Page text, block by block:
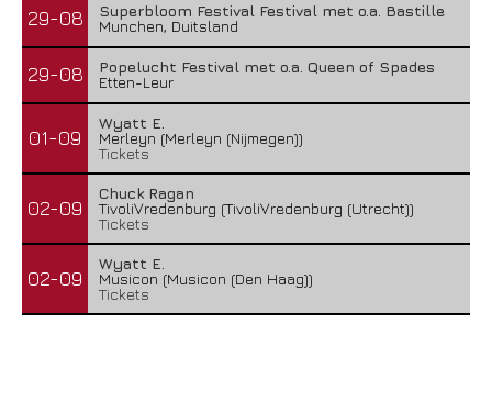
29-08
Superbloom Festival Festival met o.a. Bastille
Munchen, Duitsland
29-08
Popelucht Festival met o.a. Queen of Spades
Etten-Leur
01-09
Wyatt E.
Merleyn (Merleyn (Nijmegen))
Tickets
02-09
Chuck Ragan
TivoliVredenburg (TivoliVredenburg (Utrecht))
Tickets
02-09
Wyatt E.
Musicon (Musicon (Den Haag))
Tickets